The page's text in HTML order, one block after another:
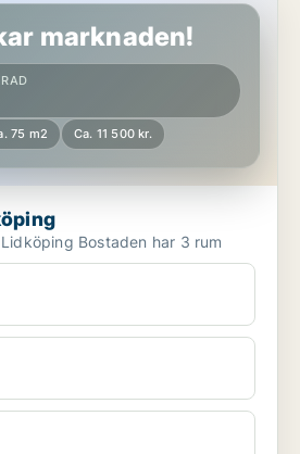
marknaden!
75 m2 Ca. 11 500 kr.
Lägenhet att hyra i Lidköping Bostaden har 3 rum